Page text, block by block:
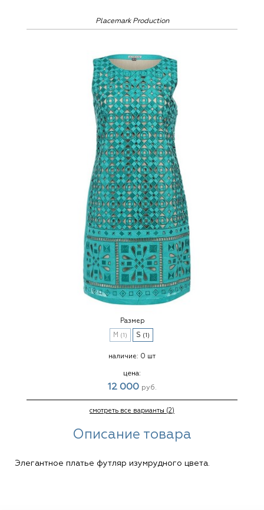
Placemark Production
Размер
M (1) S (1)
наличие: 0 шт
цена:
12 000 руб.
смотреть все варианты (2)
Описание товара
Элегантное платье футляр изумрудного цвета.